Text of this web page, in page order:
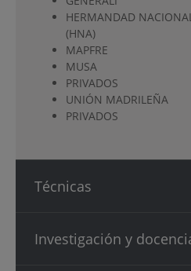
HERMANDAD
(HNA)
MAPFRE
MUSA
PRIVADOS
UNIÓN MADRILEÑA
PRIVADOS
Técnicas
Investigación y